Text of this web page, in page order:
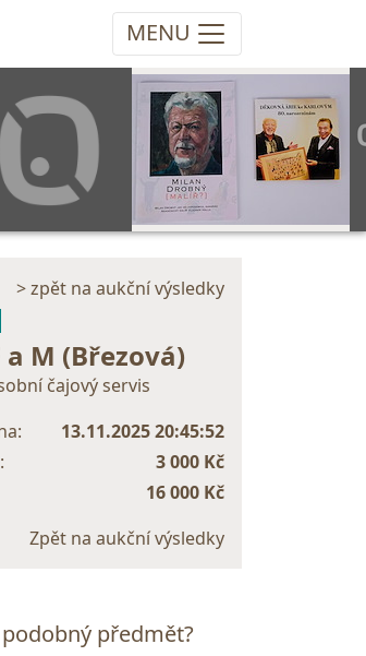
MENU
> zpět na aukční výsledky
a M (Březová)
čajový servis
13.11.2025 20:45:52
3 000 Kč
16 000 Kč
Zpět na aukční výsledky
předmět?